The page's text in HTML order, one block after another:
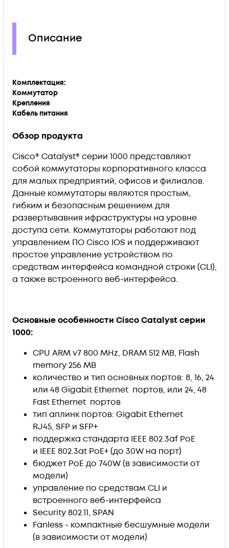
Описание
Комплектация:
Коммутатор
Крепления
Кабель питания
Обзор продукта
Cisco® Catalyst® серии 1000 представляют
собой коммутаторы корпоративного класса
для малых предприятий, офисов и филиалов.
Данные коммутаторы являются простым,
гибким и безопасным решением для
развертывавния ифраструктуры на уровне
доступа сети. Коммутаторы работают под
управлением ПО Cisco IOS и поддерживают
простое управление устройством по
средствам интерфейса командной строки (CLI),
а также встроенного веб-интерфейса.
Основные особенности Cisco Catalyst серии
1000:
CPU ARM v7 800 MHz, DRAM 512 MB, Flash
memory 256 MB
количество и тип основных портов: 8, 16, 24
или 48 Gigabit Ethernet портов, или 24, 48
Fast Ethernet портов
тип аплинк портов: Gigabit Ethernet
RJ45, SFP и SFP+
поддержка стандарта IEEE 802.3af PoE
и IEEE 802.3at PoE+ (до 30W на порт)
бюджет PoE до 740W (в зависимости от
модели)
управление по средствам CLI и
встроенного веб-интерфейса
Security 802.11, SPAN
Fanless - компактные бесшумные модели
(в зависимости от модели)